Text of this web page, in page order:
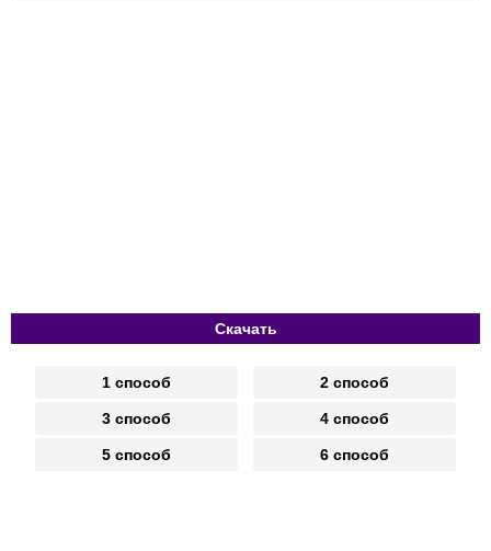
Скачать
1 способ 2 способ
3 способ 4 способ
5 способ 6 способ